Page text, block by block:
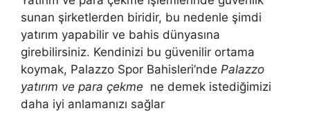
sunan şirketlerden biridir, bu nedenle şimdi
yatırım yapabilir ve bahis dünyasına
girebilirsiniz. Kendinizi bu güvenilir ortama
koymak, Palazzo Spor Bahisleri’nde Palazzo
yatırım ve para çekme ne demek istediğimizi
daha iyi anlamanızı sağlar